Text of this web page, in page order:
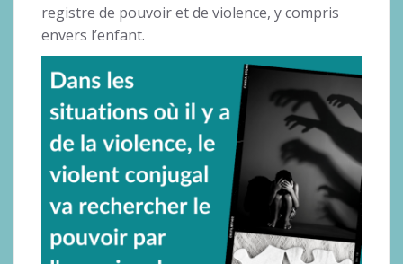
registre de pouvoir et de violence, y compris
envers l’enfant.